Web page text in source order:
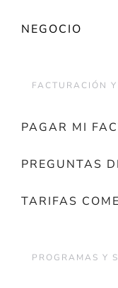
NEGOCIO
FACTURACIÓN
PAGAR MI
PREGUNTAS
TARIFAS
PROGRAMAS Y